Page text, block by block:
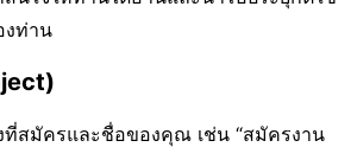
งท่าน
สมัครและชื่อของคุณ เช่น “สมัครงาน